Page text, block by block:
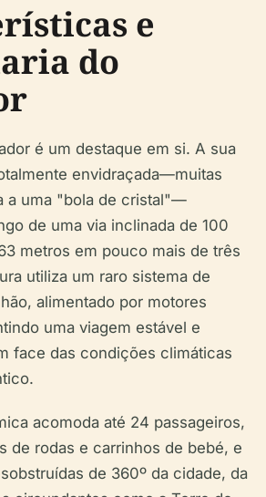
e
do
é um destaque em si. A sua
envidraçada—muitas
a uma "bola de cristal"—
de uma via inclinada de 100
metros em pouco mais de três
utiliza um raro sistema de
alimentado por motores
uma viagem estável e
face das condições climáticas
acomoda até 24 passageiros,
de rodas e carrinhos de bebé, e
de 360º da cidade, da